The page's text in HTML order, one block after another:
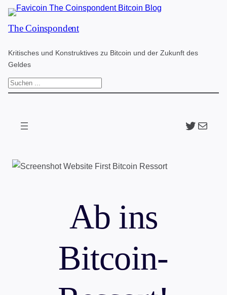
Zum
Inhalt
The Coinspondent
Kritisches und Konstruktives zu Bitcoin und der Zukunft des
Geldes
S
Twitter
The
Ab ins
Bitcoin-